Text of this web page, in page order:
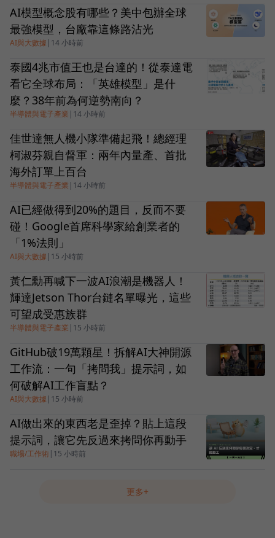
AI模型概念股有哪些？美中包辦全球
最強模型，台廠靠這條路沾光
AI與大數據 | 14 小時前
泰國4兆市值王也是台達的！從泰達電
看它全球布局：「英雄模型」是什
麼？38年前為何逆勢南向？
半導體與電子產業 | 14 小時前
佳世達無人機小隊準備起飛！總經理
柯淑芬親自督軍：兩年內量產、首批
海外訂單上百台
半導體與電子產業 | 14 小時前
AI已經做得到20%的題目，反而不要
碰！Google首席科學家給創業者的
「1%法則」
AI與大數據 | 15 小時前
黃仁勳再喊下一波AI浪潮是機器人！
輝達Jetson Thor台鏈名單曝光，這些
可望成受惠族群
半導體與電子產業 | 15 小時前
GitHub破19萬顆星！拆解AI大神開源
工作流：一句「拷問我」提示詞，如
何破解AI工作盲點？
AI與大數據 | 15 小時前
AI做出來的東西老是歪掉？貼上這段
提示詞，讓它先反過來拷問你再動手
職場/工作術 | 15 小時前
更多+